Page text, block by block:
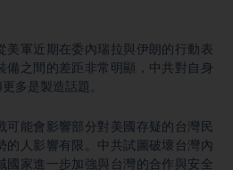
美軍近期在委內瑞拉與伊朗的行動表
備之間的差距非常明顯，中共對自身
多是製造話題。
可能會影響部分對美國存疑的台灣民
的人影響有限。中共試圖破壞台灣內
國家進一步加強與台灣的合作與安全